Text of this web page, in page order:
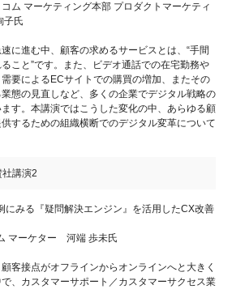
ム マーケティング本部 プロダクトマーケティ
子氏
に進む中、顧客の求めるサービスとは、“手間
こと”です。また、ビデオ通話での在宅勤務や
要によるECサイトでの購買の増加、またその
態の見直しなど、多くの企業でデジタル戦略の
す。本講演ではこうした変化の中、あらゆる顧
するための組織横断でのデジタル変革について
社講演2
にみる『疑問解決エンジン』を活用したCX改善
マーケター 河端 歩未氏
客接点がオフラインからオンラインへと大きく
、カスタマーサポート／カスタマーサクセス業